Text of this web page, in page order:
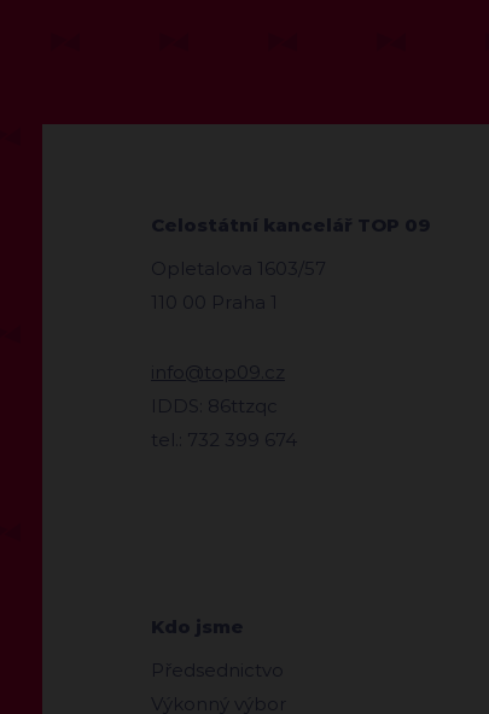
Celostátní kancelář TOP 09
Opletalova 1603/57
110 00 Praha 1
info@top09.cz
IDDS: 86ttzqc
tel.: 732 399 674
Kdo jsme
Předsednictvo
Výkonný výbor